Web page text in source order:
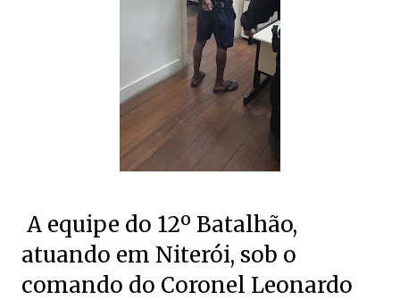
A equipe do 12º Batalhão,
atuando em Niterói, sob o
comando do Coronel Leonardo